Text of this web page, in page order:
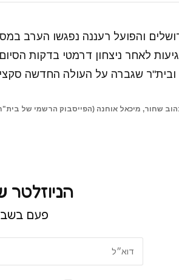
והפועל רעננה נפגשו הערב
לאחר ניצחון דרמטי בדקות
שגברה על העולה החדשה
שחור, מיכאל אוחנה (הפייסבוק הרשמי של
הניוזלטר
פעם